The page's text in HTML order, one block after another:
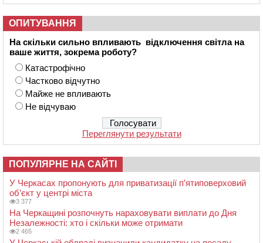
ОПИТУВАННЯ
На скільки сильно впливають відключення світла на
ваше життя, зокрема роботу?
Катастрофічно
Частково відчутно
Майже не впливають
Не відчуваю
Переглянути результати
ПОПУЛЯРНЕ НА САЙТІ
У Черкасах пропонують для приватизації п’ятиповерховий
об’єкт у центрі міста
3 377
На Черкащині розпочнуть нараховувати виплати до Дня
Незалежності: хто і скільки може отримати
2 465